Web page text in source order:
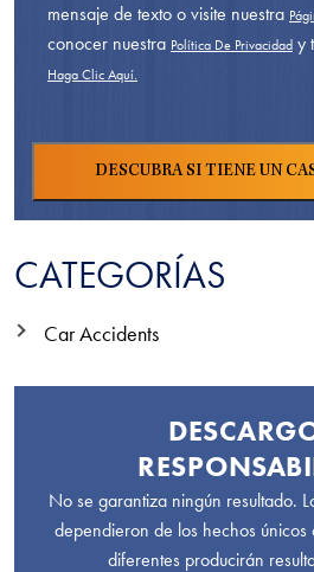
mensaje de texto o visite nuestra
conocer nuestra Política De Privacidad y
Haga Clic Aquí.
CATEGORÍAS
Car Accidents
No se garantiza ningún resultado.
dependieron de los hechos únicos
diferentes producirán